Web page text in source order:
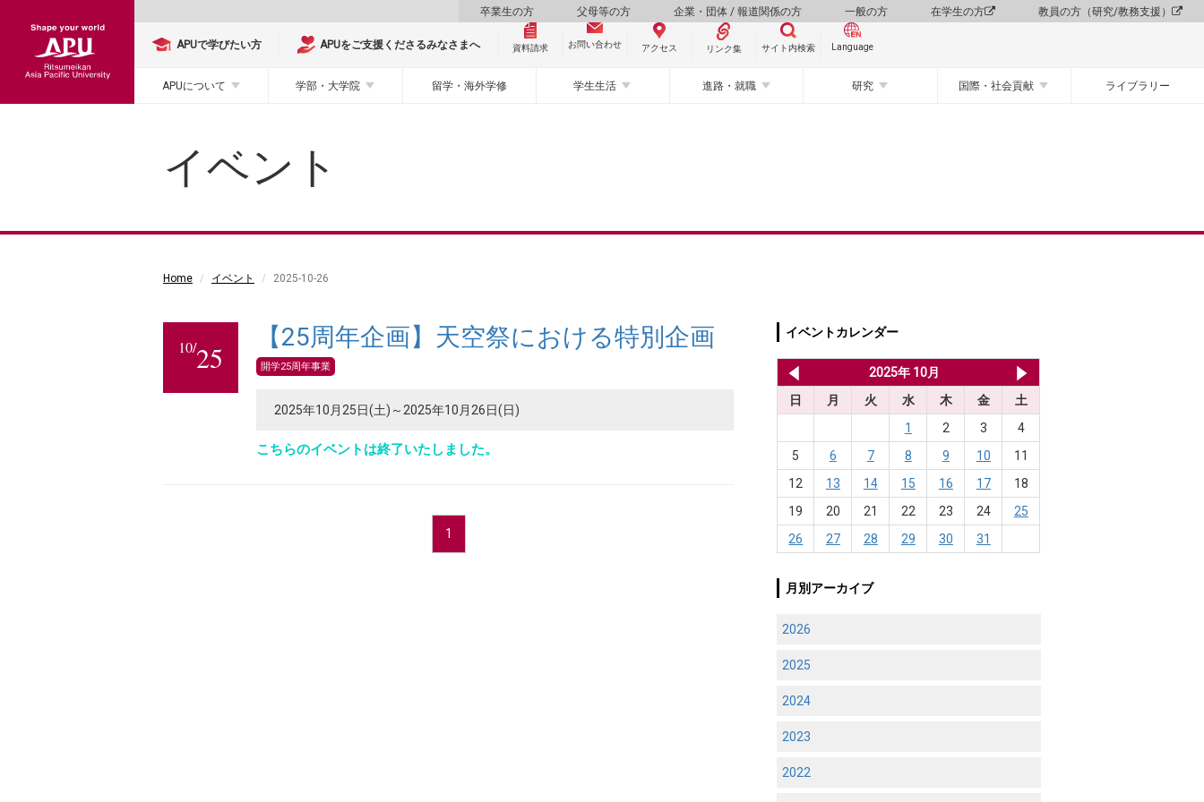
卒業生の方 父母等の方 企業・団体 / 報道関係の方 一般の方 在学生の方 教員の方（研究/教務支援）
APUで学びたい方 APUをご支援くださるみなさまへ 資料請求 お問い合わせ アクセス リンク集 サイト内検索 Language
APUについて 学部・大学院 留学・海外学修 学生生活 進路・就職 研究 国際・社会貢献 ライブラリー
イベント
Home イベント 2025-10-26
10/25
【25周年企画】天空祭における特別企画
開学25周年事業
2025年10月25日(土)～2025年10月26日(日)
こちらのイベントは終了いたしました。
1
イベントカレンダー
2025年 10月
日
月 火 水 木 金
土
1
2 3
4
5
6 7 8 9 10
11
12
13 14 15 16 17
18
19
20 21 22 23 24
25
26
27 28 29 30 31
月別アーカイブ
2026
2025
2024
2023
2022